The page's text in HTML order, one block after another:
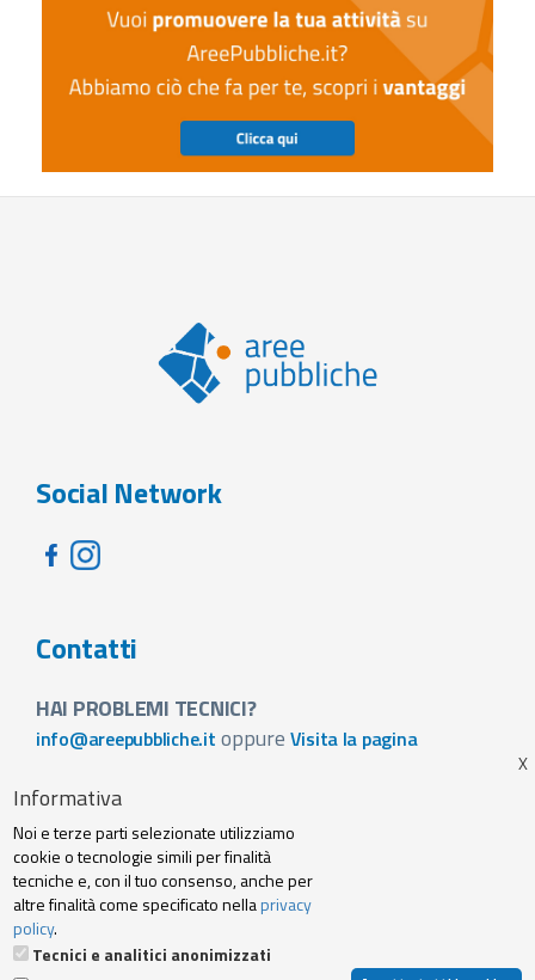
Social Network
Contatti
HAI PROBLEMI TECNICI?
info@areepubbliche.it oppure Visita la pagina
Visita la pagina
Footer
menu
Web agency Privacy policy e cookie
Termini Servizio
Informativa
Noi e terze parti selezionate utilizziamo
cookie o tecnologie simili per finalità
tecniche e, con il tuo consenso, anche per
altre finalità come specificato nellaprivacy
policy.
Tecnici e analitici anonimizzati